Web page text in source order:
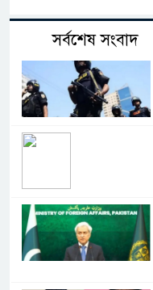
সর্বশেষ সংবাদ